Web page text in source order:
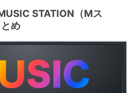
STATION（Mス
め